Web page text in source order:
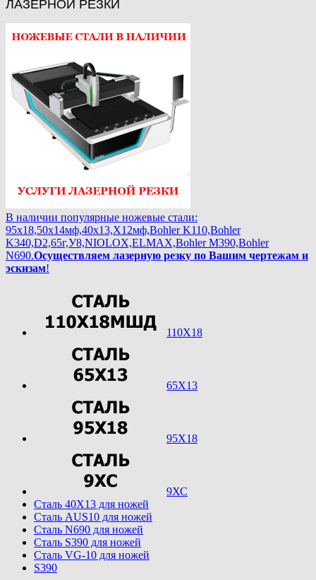
ЛАЗЕРНОЙ РЕЗКИ
В наличии популярные ножевые стали:
95х18,50х14мф,40х13,Х12мф,Bohler K110,Bohler
K340,D2,65г,У8,NIOLOX,ELMAX,Bohler М390,Bohler
N690.Осуществляем лазерную резку по Вашим чертежам и
эскизам!
110Х18
65Х13
95Х18
9ХС
Cталь 40Х13 для ножей
Cталь AUS10 для ножей
Cталь N690 для ножей
Cталь S390 для ножей
Cталь VG-10 для ножей
S390